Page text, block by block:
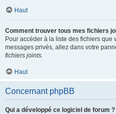
Haut
Comment trouver tous mes fichiers
Pour accéder à la liste des fichiers que
messages privés, allez dans votre
fichiers joints.
Haut
Concernant phpBB
Qui a développé ce logiciel de forum ?